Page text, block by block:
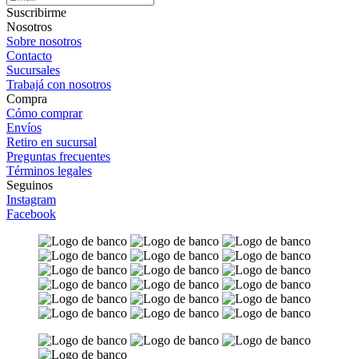
Suscribirme
Nosotros
Sobre nosotros
Contacto
Sucursales
Trabajá con nosotros
Compra
Cómo comprar
Envíos
Retiro en sucursal
Preguntas frecuentes
Términos legales
Seguinos
Instagram
Facebook